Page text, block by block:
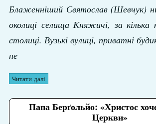
Блаженніший Святослав (Шевчук)
околиці селища Княжичі, за кілька
столиці. Вузькі вулиці, приватні
не
Читати далі
Папа Берґольйо: «Христос
Церкви»